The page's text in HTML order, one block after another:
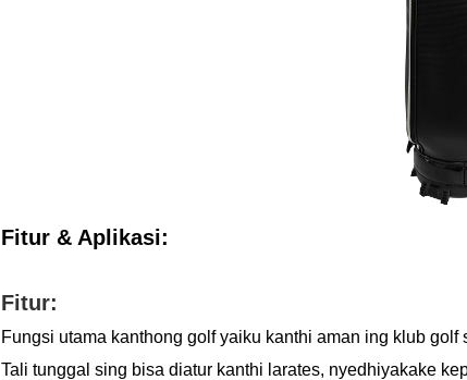
Fitur & Aplikasi:
Fitur:
Fungsi utama kanthong golf yaiku kanthi aman ing klub golf
Tali tunggal sing bisa diatur kanthi larates, nyedhiyakake